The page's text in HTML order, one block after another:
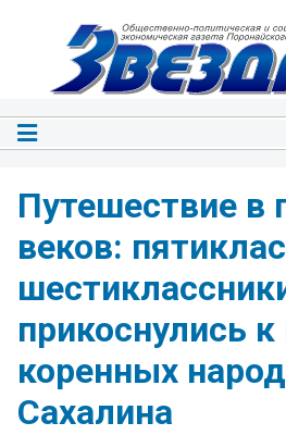
Путешествие в
веков:
прикоснулись к
коренных
Сахалина